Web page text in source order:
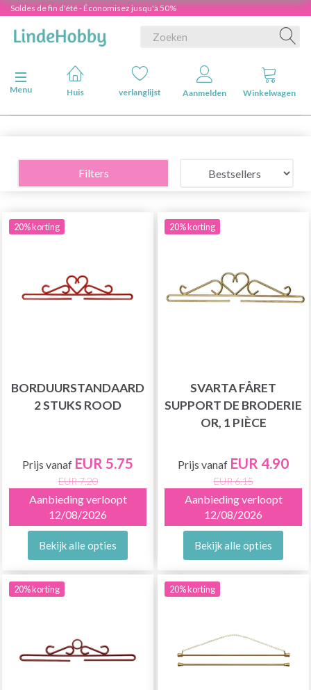
Soldes de fin d'été - Économisez jusqu'à 50%
Navigatie in-/uitschakelen
Menu
Huis verlanglijst Aanmelden Winkelwagen
Filters
20% korting
BORDUURSTANDAARD
2 STUKS ROOD
Prijs vanaf EUR 5.75
EUR 7.20
Aanbieding verloopt
12/08/2026
Bekijk alle opties
20% korting
SVARTA FÅRET
SUPPORT DE BRODERIE
OR, 1 PIÈCE
Prijs vanaf EUR 4.90
EUR 6.15
Aanbieding verloopt
12/08/2026
Bekijk alle opties
20% korting 20% korting